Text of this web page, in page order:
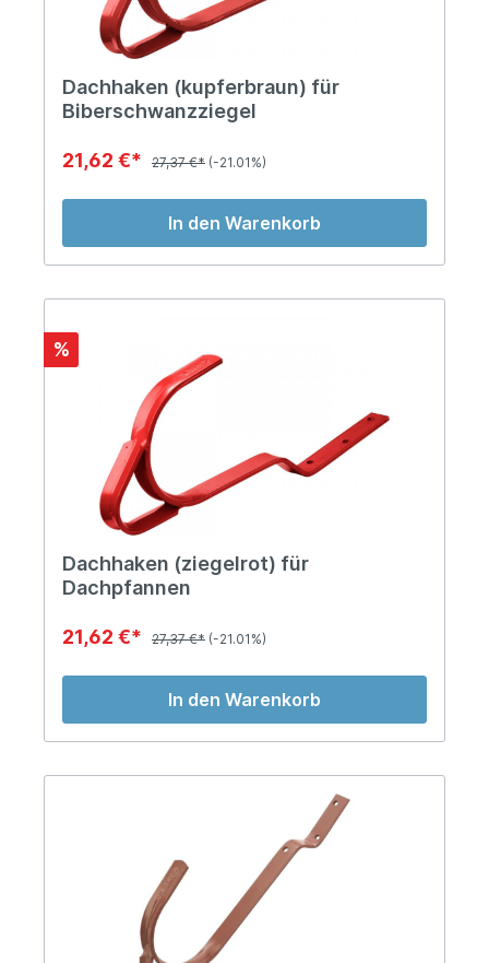
Dachhaken (kupferbraun) für
Biberschwanzziegel
21,62 €* 27,37 €* (-21.01%)
In den Warenkorb
%
Dachhaken (ziegelrot) für
Dachpfannen
21,62 €* 27,37 €* (-21.01%)
In den Warenkorb